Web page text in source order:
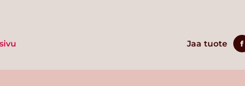
Jaa tuote